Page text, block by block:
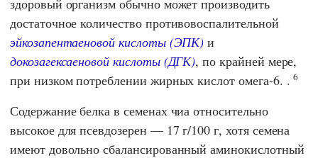
здоровый организм обычно может производить
достаточное количество противовоспалительной
эйкозапентаеновой кислоты (ЭПК) и
докозагексаеновой кислоты (ДГК), по крайней мере,
при низком потреблении жирных кислот омега-6. .6
Содержание белка в семенах чиа относительно
высокое для псевдозерен — 17 г/100 г, хотя семена
имеют довольно сбалансированный аминокислотный